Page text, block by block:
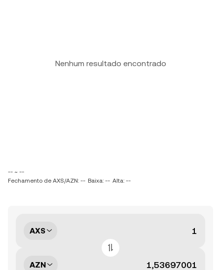
Nenhum resultado encontrado
-- ~ --
Fechamento de AXS/AZN: -- Baixa: -- Alta: --
AXS
AZN